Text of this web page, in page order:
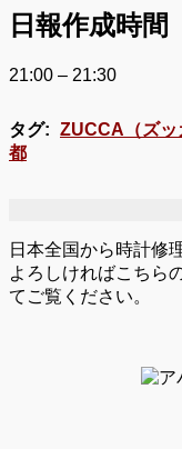
日報作成時間
21:00 – 21:30
タグ: ZUCCA（ズッ
都
日本全国から時計修
よろしければこちら
てご覧ください。